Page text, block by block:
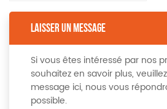
LAISSER UN MESSAGE
Si vous êtes intéressé par nos
souhaitez en savoir plus,
message ici, nous vous
possible.